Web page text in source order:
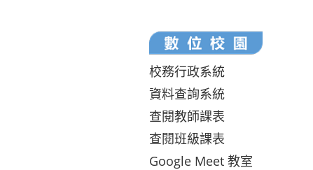
校務行政系統
資料查詢系統
查閱教師課表
查閱班級課表
Google Meet 教室